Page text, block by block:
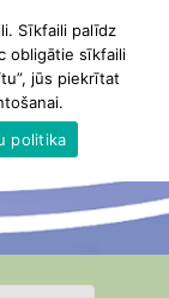
Sīkfaili palīdz
obligātie sīkfaili
jūs piekrītat
politika